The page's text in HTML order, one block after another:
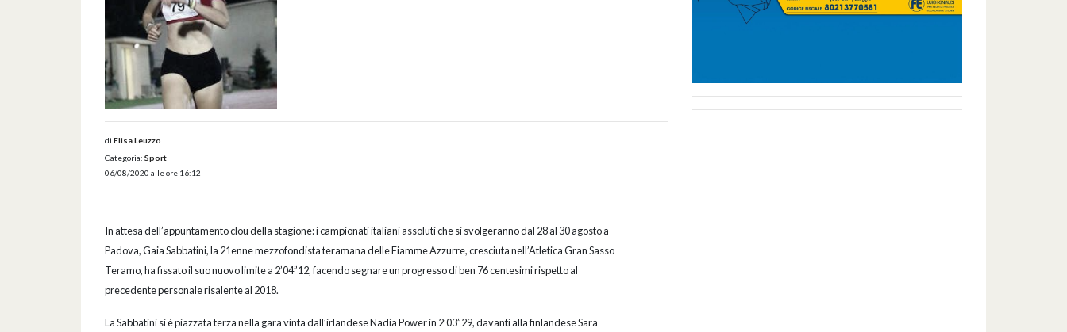
di Elisa Leuzzo
Categoria: Sport
06/08/2020 alle ore 16:12
In attesa dell’appuntamento clou della stagione: i campionati italiani assoluti che si svolgeranno dal 28 al 30 agosto a
Padova, Gaia Sabbatini, la 21enne mezzofondista teramana delle Fiamme Azzurre, cresciuta nell’Atletica Gran Sasso
Teramo, ha fissato il suo nuovo limite a 2’04”12, facendo segnare un progresso di ben 76 centesimi rispetto al
precedente personale risalente al 2018.
La Sabbatini si è piazzata terza nella gara vinta dall’irlandese Nadia Power in 2’03”29, davanti alla finlandese Sara